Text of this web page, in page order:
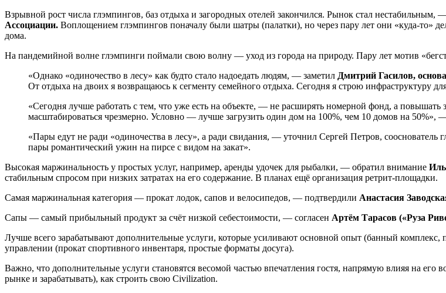
Взрывной рост числа глэмпингов, баз отдыха и загородных отелей закончился. Рынок стал нестабильным,
Ассоциации. Воплощением глэмпингов поначалу были шатры (палатки), но через пару лет они «куда-
дома.
На пандемийной волне глэмпинги поймали свою волну — уход из города на природу. Пару лет мотив
«Однако «одиночество в лесу» как будто стало надоедать людям, — заметил Дмитрий Гасилов,
От отдыха на двоих я возвращаюсь к сегменту семейного отдыха. Сегодня я строю инфраструктуру
«Сегодня лучше работать с тем, что уже есть на объекте, — не расширять номерной фонд, а повышать
масштабироваться чрезмерно. Условно — лучше загрузить один дом на 100%, чем 10 домов на 50%»,
«Пары едут не ради «одиночества в лесу», а ради свидания, — уточнил Сергей Петров,
пары романтический ужин на пирсе с видом на закат».
Высокая маржинальность у простых услуг, например, аренды удочек для рыбалки, — обратил внимание
стабильным спросом при низких затратах на его содержание. В планах ещё организация ретрит-площадки.
Самая маржинальная категория — прокат лодок, сапов и велосипедов, — подтвердили Анастасия
Сапы — самый прибыльный продукт за счёт низкой себестоимости, — согласен Артём Тарасов («Руза
Лучше всего зарабатывают дополнительные услуги, которые усиливают основной опыт (банный
управлении (прокат спортивного инвентаря, простые форматы досуга).
Важно, что дополнительные услуги становятся весомой частью впечатления гостя, напрямую влияя на его
рынке и зарабатывать), как строить свою Civilization.